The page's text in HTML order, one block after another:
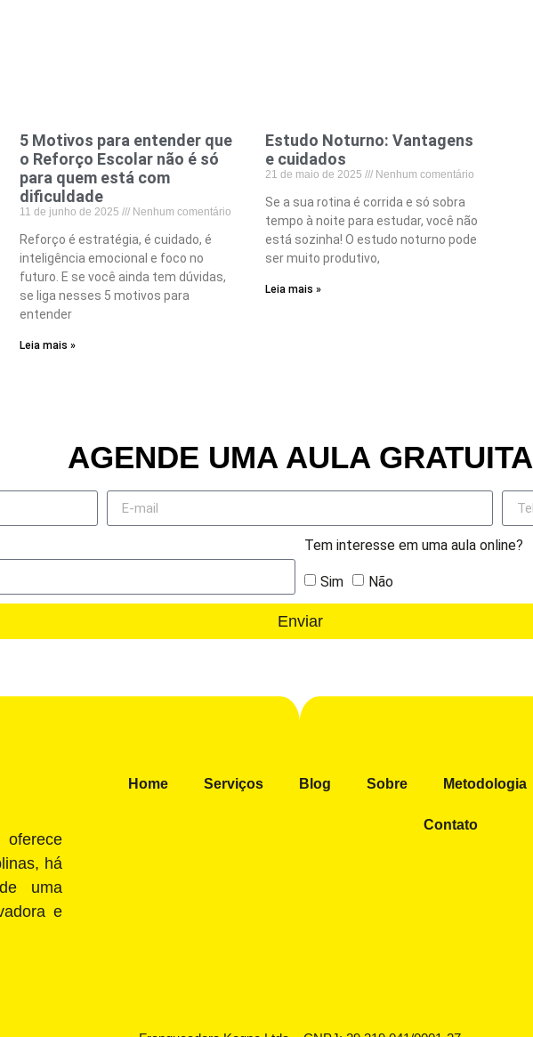
5 Motivos para entender que
o Reforço Escolar não é só
para quem está com
dificuldade
11 de junho de 2025 Nenhum comentário
Reforço é estratégia, é cuidado, é
inteligência emocional e foco no
futuro. E se você ainda tem dúvidas,
se liga nesses 5 motivos para
entender
Leia mais »
Estudo Noturno: Vantagens
e cuidados
21 de maio de 2025 Nenhum comentário
Se a sua rotina é corrida e só sobra
tempo à noite para estudar, você não
está sozinha! O estudo noturno pode
ser muito produtivo,
Leia mais »
AGENDE UMA AULA GRATUITA
Tem interesse em uma aula online?
Sim Não
Enviar
há
uma
e
Home Serviços Blog Sobre Metodologia
Contato